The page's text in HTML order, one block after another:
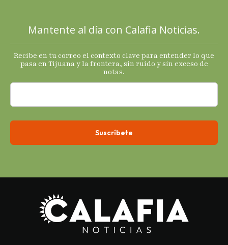
termómetro
s
económicos.
Mantente al día con Calafia Noticias.
Recibe en tu correo el contexto clave para entender lo que
pasa en Tijuana y la frontera, sin ruido y sin exceso de
notas.